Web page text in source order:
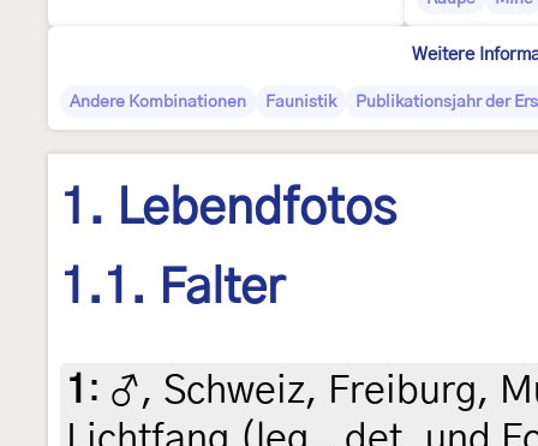
Weitere
Andere Kombinationen Faunistik Publikationsjahr der
1. Lebendfotos
1.1. Falter
1 : ♂, Schweiz, Freiburg,